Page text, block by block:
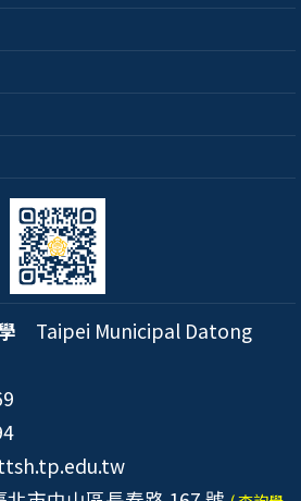
Taipei Municipal Datong